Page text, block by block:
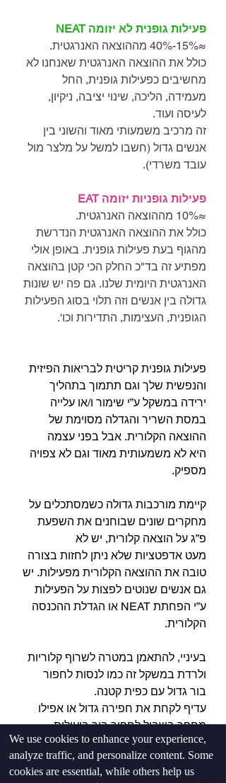
פעילות גופנית לא יזומה NEAT
≈15%-40% מההוצאה האנרגטית.
כולל את ההוצאה האנרגטית שאנחנו לא
מחשיבים כפעילות גופנית, החל
מעמידה, הליכה, שינוי יציבה, ניקיון,
לעיסה ועוד.
זה מרכיב משמעותי מאוד והשוני בין
אנשים גדול (חשבו למשל על מלצר מול
עובד משרדי).
פעילות גופניות יזומה EAT
≈10% מההוצאה האנרגטית.
כולל את ההוצאה האנרגטית הנדרשת
מהגוף בעת פעילות גופנית. באופן אולי
מפתיע זה בד"כ החלק הכי קטן בהוצאה
האנרגטית היומית שלנו. גם פה יש שונות
גדולה בין אנשים וזה תלוי בסוג הפעילות
הגופנית, העצימו﻿ת, התדירות וכו'.
פעילות גופנית קריטית לבריאות הפיזית
והנפשית שלך וגם תתמוך בתהליך
ירידה במשקל ע”י שימור ו/או עלייה
במסת השריר והגדלה מסוימת של
ההוצאה הקלורית. אבל בפני עצמה
היא לא משמעותית מאוד וגם לא צפויה
מספיק.
קיימת מורכבות גדולה כשמסתכלים על
מחקרים שונים שבוחנים את השפעת
פ”ג על הוצאה קלורית, יש לא
מעט אדפטציות שלא ניתן לחזות בצורה
טובה את ההוצאה הקלורית מפעילות. יש
גם אנשים שנוטים לפצות על הפעילות
ע”י הפחתת NEAT או הגדלת ההכנסה
הקלורית.
בעיניי, להתאמן במטרה לשרוף קלוריות
ולרדת במשקל זה כמו לנסות לחפור
בור גדול עם כפית קטנה.
עדיף לקחת את חפירה גדול או אפילו
מחפר בשביל לחפור בור ביעילות.
אפשר לעשות את זה עם כפית, אבל זה
לא ממש יעיל.
We use cookies to enhance your experience,
analyze traffic, and personalize content. Some
cookies are essential, while others help us